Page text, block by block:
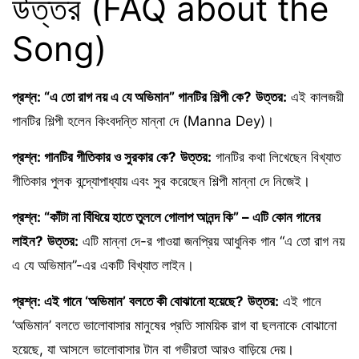
উত্তর (FAQ about the
Song)
প্রশ্ন: “এ তো রাগ নয় এ যে অভিমান” গানটির শিল্পী কে? উত্তর: এই কালজয়ী
গানটির শিল্পী হলেন কিংবদন্তি মান্না দে (Manna Dey)।
প্রশ্ন: গানটির গীতিকার ও সুরকার কে? উত্তর: গানটির কথা লিখেছেন বিখ্যাত
গীতিকার পুলক বন্দ্যোপাধ্যায় এবং সুর করেছেন শিল্পী মান্না দে নিজেই।
প্রশ্ন: “কাঁটা না বিঁধিয়ে হাতে তুললে গোলাপ আনন্দ কি” – এটি কোন গানের
লাইন? উত্তর: এটি মান্না দে-র গাওয়া জনপ্রিয় আধুনিক গান “এ তো রাগ নয়
এ যে অভিমান”-এর একটি বিখ্যাত লাইন।
প্রশ্ন: এই গানে ‘অভিমান’ বলতে কী বোঝানো হয়েছে? উত্তর: এই গানে
‘অভিমান’ বলতে ভালোবাসার মানুষের প্রতি সাময়িক রাগ বা ছলনাকে বোঝানো
হয়েছে, যা আসলে ভালোবাসার টান বা গভীরতা আরও বাড়িয়ে দেয়।